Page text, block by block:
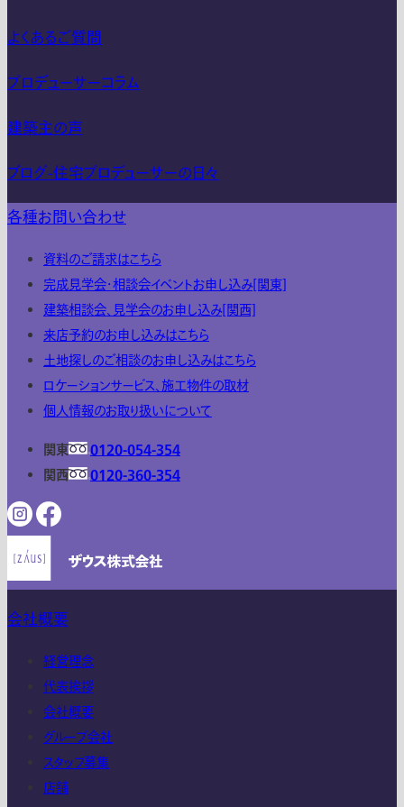
よくあるご質問
プロデューサーコラム
建築主の声
ブログ-住宅プロデューサーの日々
各種お問い合わせ
資料のご請求はこちら
完成見学会・相談会イベントお申し込み[関東]
建築相談会、見学会のお申し込み[関西]
来店予約のお申し込みはこちら
土地探しのご相談のお申し込みはこちら
ロケーションサービス、施工物件の取材
個人情報のお取り扱いについて
関東
0120-054-354
関西
0120-360-354
会社概要
経営理念
代表挨拶
会社概要
グループ会社
スタッフ募集
店舗